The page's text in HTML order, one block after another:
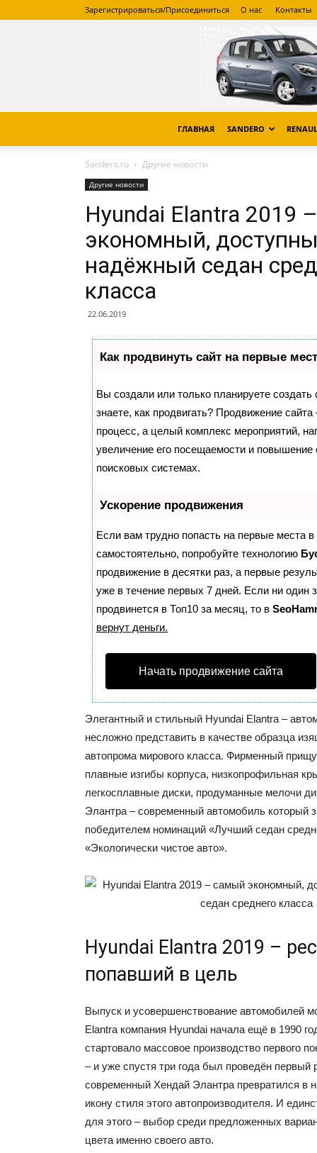
Зарегистрироваться/Присоединиться О нас Контакты
ГЛАВНАЯ SANDERO
Sandero.ru Другие новости
Другие новости
Hyundai Elantra 2019
экономный,
надёжный седан
класса
22.06.2019
Как продвинуть сайт на первые
Вы создали или только планируете создать
знаете, как продвигать? Продвижение сайта
процесс, а целый комплекс мероприятий,
увеличение его посещаемости и повышение
поисковых системах.
Ускорение продвижения
Если вам трудно попасть на первые места в
самостоятельно, попробуйте технологию
продвижение в десятки раз, а первые
уже в течение первых 7 дней. Если ни один
продвинется в Топ10 за месяц, то в
вернут деньги.
Начать продвижение сайта
Элегантный и стильный Hyundai Elantra –
несложно представить в качестве образца
автопрома мирового класса. Фирменный
плавные изгибы корпуса, низкопрофильная
легкосплавные диски, продуманные мелочи
Элантра – современный автомобиль который
победителем номинаций «Лучший седан
«Экологически чистое авто».
Hyundai Elantra 2019 –
попавший в цель
Выпуск и усовершенствование автомобилей
Elantra компания Hyundai начала ещё в 1990
стартовало массовое производство первого
– и уже спустя три года был проведён первый
современный Хендай Элантра превратился в
икону стиля этого автопроизводителя. И
для этого – выбор среди предложенных
цвета именно своего авто.